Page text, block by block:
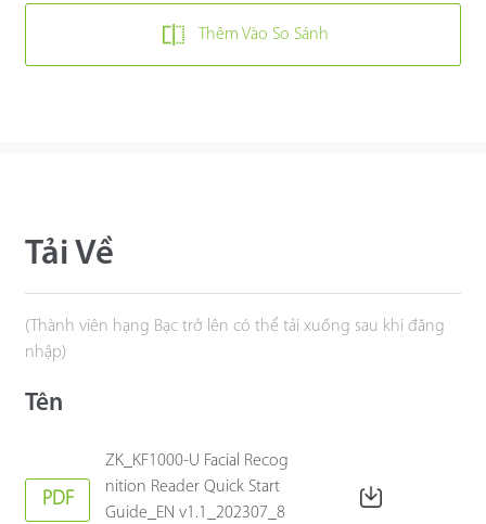
Thêm Vào So Sánh
Tải Về
(Thành viên hạng Bạc trở lên có thể tải xuống sau khi đăng
nhập)
Tên
PDF
ZK_KF1000-U Facial Recog
nition Reader Quick Start
Guide_EN v1.1_202307_8